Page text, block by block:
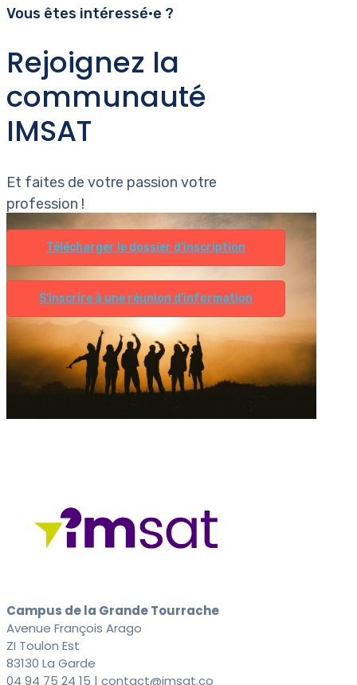
Vous êtes intéressé•e ?
Rejoignez la
communauté
IMSAT
Et faites de votre passion votre
profession !
Télécharger le dossier d’inscription
S’inscrire à une réunion d’information
Campus de la Grande Tourrache
Avenue François Arago
ZI Toulon Est
83130 La Garde
04 94 75 24 15 | contact@imsat.co